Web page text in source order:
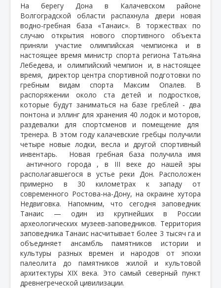
На берегу Дона в Калачевском районе
Волгоградской области распахнула двери новая
водно-гребная база «Танаис». В торжествах по
случаю открытия нового спортивного объекта
приняли участие олимпийская чемпионка и в
настоящее время министр спорта региона Татьяна
Лебедева, и
олимпийский чемпион и, в настоящее
время,
директор центра спортивной подготовки по
гребным видам спорта Максим Опалев. В
распоряжении около ста детей и подростков,
которые будут заниматься на базе греблей - два
понтона и эллинг для хранения 40 лодок и моторов,
раздевалки для спортсменов и помещение для
тренера. В этом году калачевские гребцы получили
четыре новые лодки, весла и другой спортивный
инвентарь. Новая гребная база получила имя
античного города , в III веке до нашей эры
располагавшегося в устье реки Дон. Расположен
примерно в 30 километрах к западу от
современного Ростова-на-Дону, на окраине хутора
Недвиговка. Напомним, что сегодня заповедник
Танаис — один из крупнейших в России
археологических музеев-заповедников. Территория
заповедника Танаис насчитывает более 3 тысяч га и
объединяет ансамбль памятников истории и
культуры разных времен и народов от эпохи
палеолита до памятников жилой и культовой
архитектуры XIX века. Это самый северный пункт
древнегреческой цивилизации.